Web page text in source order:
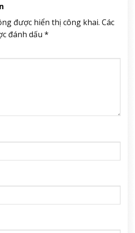
được hiển thị công khai. Các
đánh dấu *